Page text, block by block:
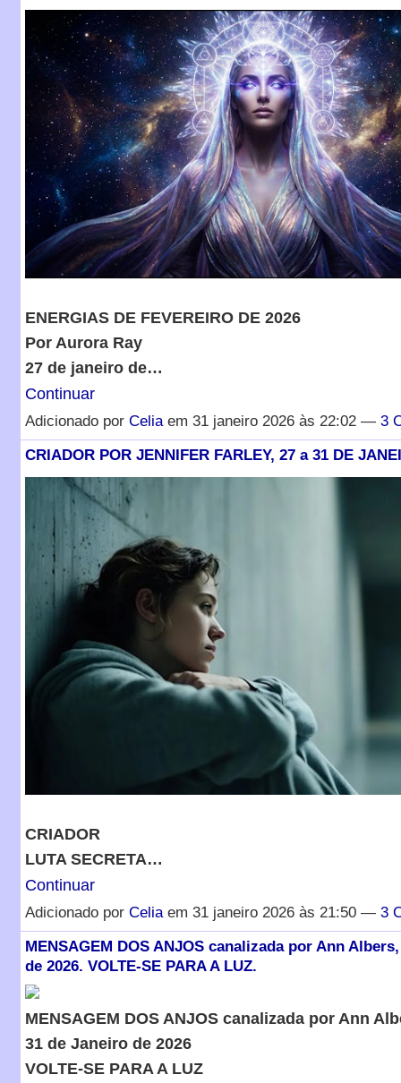
ENERGIAS DE FEVEREIRO DE 2026
Por Aurora Ray
27 de janeiro de…
Continuar
Adicionado por Celiaem 31 janeiro 2026 às 22:02 — 3
CRIADOR POR JENNIFER FARLEY, 27 a 31 DE
CRIADOR
LUTA SECRETA…
Continuar
Adicionado por Celiaem 31 janeiro 2026 às 21:50 — 3
MENSAGEM DOS ANJOS canalizada por Ann
de 2026. VOLTE-SE PARA A LUZ.
MENSAGEM DOS ANJOS canalizada por Ann
31 de Janeiro de 2026
VOLTE-SE PARA A LUZ